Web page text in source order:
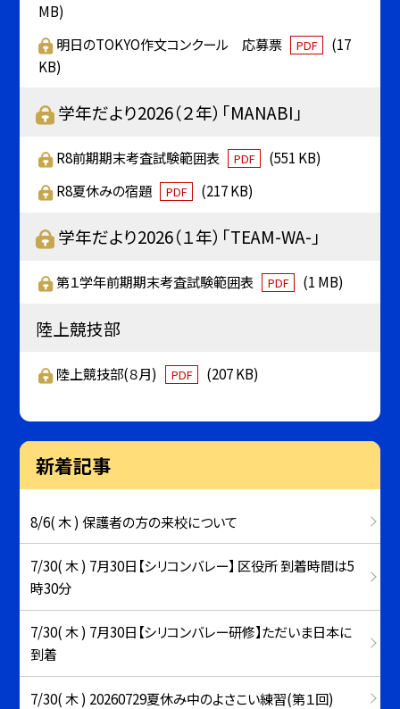
MB)
明日のTOKYO作文コンクール 応募票
PDF
(17
KB)
学年だより2026（２年）「MANABI」
R8前期期末考査試験範囲表 PDF
(551 KB)
R8夏休みの宿題
PDF (217 KB)
学年だより2026（１年）「TEAM-WA-」
第１学年前期期末考査試験範囲表 PDF (1 MB)
陸上競技部
陸上競技部(８月) PDF (207 KB)
新着記事
8/6( 木 ) 保護者の方の来校について
7/30( 木 ) 7月30日【シリコンバレー】 区役所 到着時間は5
時30分
7/30( 木 ) 7月30日【シリコンバレー研修】ただいま日本に
到着
7/30( 木 ) 20260729夏休み中のよさこい練習(第１回)